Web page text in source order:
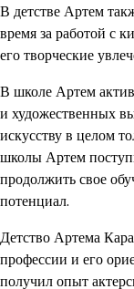
В детстве Артем
время за работой с
его творческие
В школе Артем
и художественных
искусству в целом
школы Артем
продолжить свое
потенциал.
Детство Артема
профессии и его
получил опыт